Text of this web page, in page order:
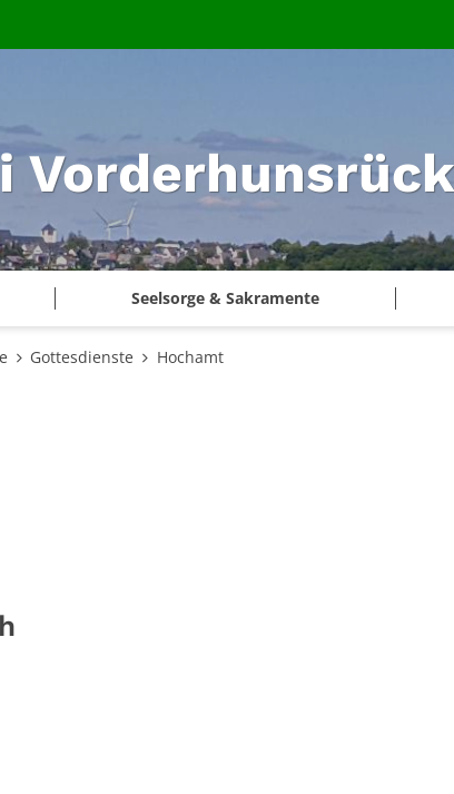
Seelsorge & Sakramente
Gottesdienste Hochamt